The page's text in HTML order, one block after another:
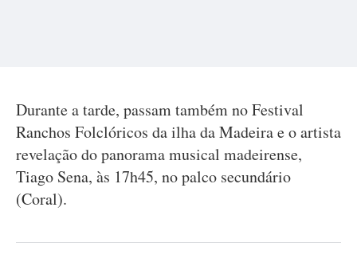
Durante a tarde, passam também no Festival
Ranchos Folclóricos da ilha da Madeira e o artista
revelação do panorama musical madeirense,
Tiago Sena, às 17h45, no palco secundário
(Coral).